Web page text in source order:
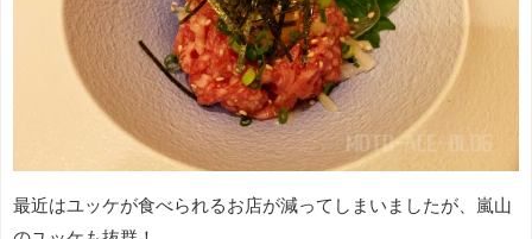
最近はユッケが食べられるお店が減ってしまいましたが、嵐山